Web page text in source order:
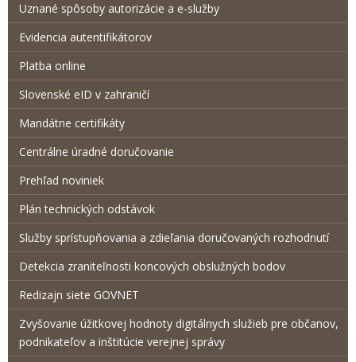
Uznané spôsoby autorizácie a e-služby
Evidencia autentifikátorov
Platba online
Slovenské eID v zahraničí
Mandátne certifikáty
Centrálne úradné doručovanie
Prehľad noviniek
Plán technických odstávok
Služby sprístupňovania a zdieľania doručovaných rozhodnutí
Detekcia zraniteľnosti koncových obslužných bodov
Redizajn siete GOVNET
Zvyšovanie úžitkovej hodnoty digitálnych služieb pre občanov,
podnikateľov a inštitúcie verejnej správy